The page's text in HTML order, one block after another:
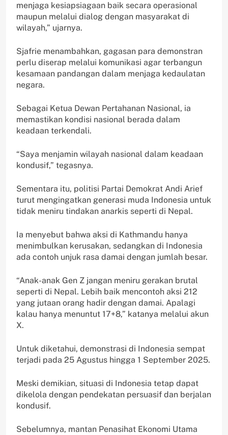
menjaga kesiapsiagaan baik secara operasional
maupun melalui dialog dengan masyarakat di
wilayah,” ujarnya.
Sjafrie menambahkan, gagasan para demonstran
perlu diserap melalui komunikasi agar terbangun
kesamaan pandangan dalam menjaga kedaulatan
negara.
Sebagai Ketua Dewan Pertahanan Nasional, ia
memastikan kondisi nasional berada dalam
keadaan terkendali.
“Saya menjamin wilayah nasional dalam keadaan
kondusif,” tegasnya.
Sementara itu, politisi Partai Demokrat Andi Arief
turut mengingatkan generasi muda Indonesia untuk
tidak meniru tindakan anarkis seperti di Nepal.
Ia menyebut bahwa aksi di Kathmandu hanya
menimbulkan kerusakan, sedangkan di Indonesia
ada contoh unjuk rasa damai dengan jumlah besar.
“Anak-anak Gen Z jangan meniru gerakan brutal
seperti di Nepal. Lebih baik mencontoh aksi 212
yang jutaan orang hadir dengan damai. Apalagi
kalau hanya menuntut 17+8,” katanya melalui akun
X.
Untuk diketahui, demonstrasi di Indonesia sempat
terjadi pada 25 Agustus hingga 1 September 2025.
Meski demikian, situasi di Indonesia tetap dapat
dikelola dengan pendekatan persuasif dan berjalan
kondusif.
Sebelumnya, mantan Penasihat Ekonomi Utama